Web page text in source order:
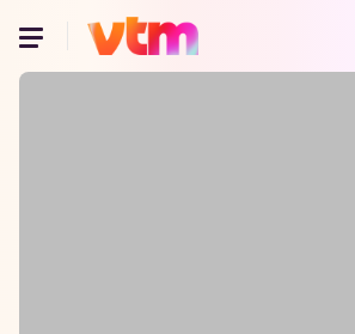
Oeps, browser niet